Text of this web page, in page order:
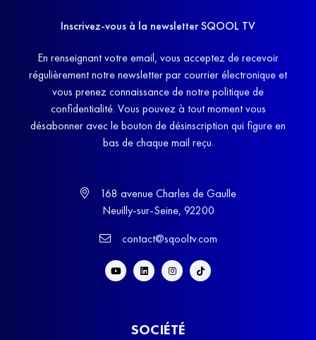
Inscrivez-vous à la newsletter SQOOL TV
En renseignant votre email, vous acceptez de recevoir
régulièrement notre newsletter par courrier électronique et
vous prenez connaissance de notre politique de
confidentialité. Vous pouvez à tout moment vous
désabonner avec le bouton de désinscription qui figure en
bas de chaque mail reçu.
168 avenue Charles de Gaulle
Neuilly-sur-Seine, 92200
contact@sqooltv.com
SOCIÉTÉ